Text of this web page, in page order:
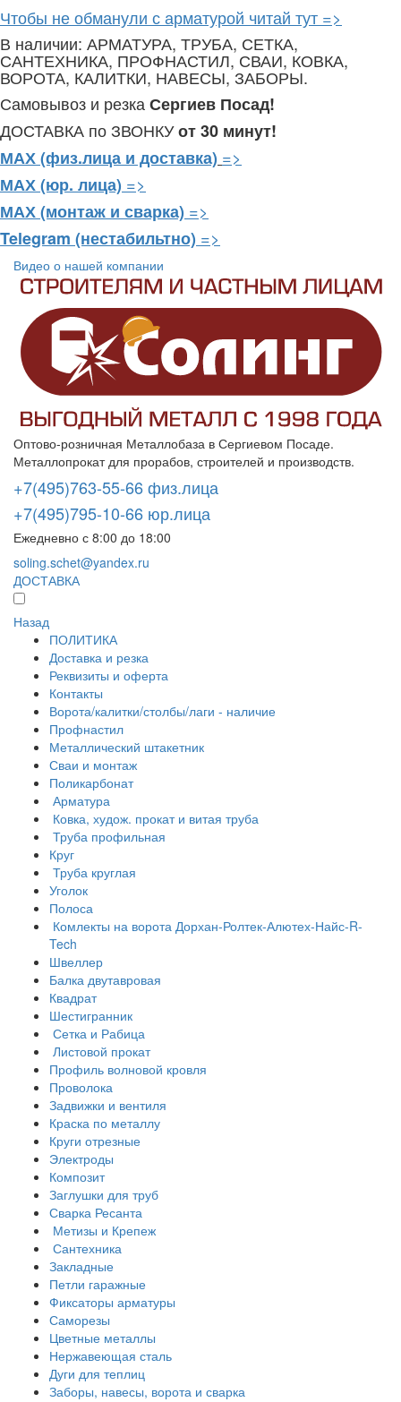
Чтобы не обманули с арматурой читай тут =>
В наличии: АРМАТУРА, ТРУБА, СЕТКА,
САНТЕХНИКА, ПРОФНАСТИЛ, СВАИ, КОВКА,
ВОРОТА, КАЛИТКИ, НАВЕСЫ, ЗАБОРЫ.
Самовывоз и резка Сергиев Посад!
ДОСТАВКА по ЗВОНКУот 30 минут!
МАХ (физ.лица и доставка) =>
МАХ (юр. лица) =>
МАХ (монтаж и сварка) =>
Telegram (нестабильтно) =>
Видео о нашей компании
Оптово-розничная Металлобаза в Сергиевом Посаде.
Металлопрокат для прорабов, строителей и производств.
+7(495)763-55-66 физ.лица
+7(495)795-10-66 юр.лица
Ежедневно с 8:00 до 18:00
soling.schet@yandex.ru
ДОСТАВКА
Назад
ПОЛИТИКА
Доставка и резка
Реквизиты и оферта
Контакты
Ворота/калитки/столбы/лаги - наличие
Профнастил
Металлический штакетник
Сваи и монтаж
Поликарбонат
Арматура
Ковка, худож. прокат и витая труба
Труба профильная
Круг
Труба круглая
Уголок
Полоса
Комлекты на ворота Дорхан-Ролтек-Алютех-Найс-R-
Tech
Швеллер
Балка двутавровая
Квадрат
Шестигранник
Сетка и Рабица
Листовой прокат
Профиль волновой кровля
Проволока
Задвижки и вентиля
Краска по металлу
Круги отрезные
Электроды
Композит
Заглушки для труб
Сварка Ресанта
Метизы и Крепеж
Сантехника
Закладные
Петли гаражные
Фиксаторы арматуры
Саморезы
Цветные металлы
Нержавеющая сталь
Дуги для теплиц
Заборы, навесы, ворота и сварка